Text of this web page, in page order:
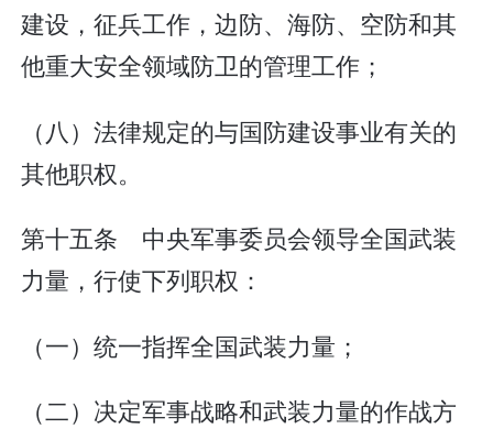
建设，征兵工作，边防、海防、空防和其
他重大安全领域防卫的管理工作；
（八）法律规定的与国防建设事业有关的
其他职权。
第十五条 中央军事委员会领导全国武装
力量，行使下列职权：
（一）统一指挥全国武装力量；
（二）决定军事战略和武装力量的作战方